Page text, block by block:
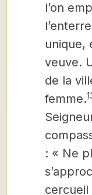
l’on
unique,
veuve.
de la
femme.
: « Ne